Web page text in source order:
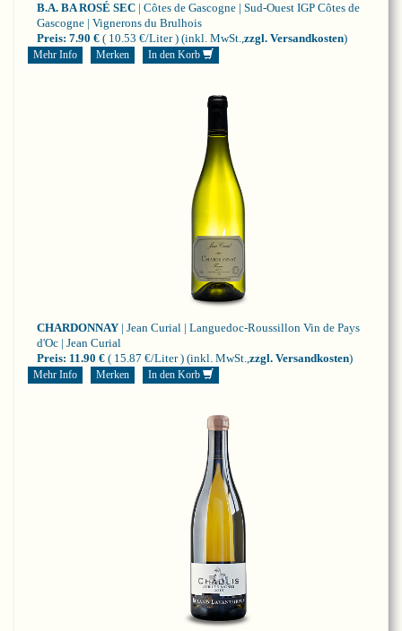
B.A. BA ROSÉ SEC | Côtes de Gascogne | Sud-Ouest IGP Côtes de
Gascogne | Vignerons du Brulhois
Preis: 7.90 € ( 10.53 €/Liter ) (inkl. MwSt.,zzgl. Versandkosten)
Mehr Info Merken In den Korb
CHARDONNAY | Jean Curial | Languedoc-Roussillon Vin de Pays
d'Oc | Jean Curial
Preis: 11.90 € ( 15.87 €/Liter ) (inkl. MwSt., zzgl. Versandkosten)
Mehr Info Merken In den Korb